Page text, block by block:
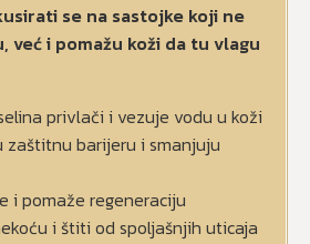
se na sastojke koji ne
već i pomažu koži da tu vlagu
privlači i vezuje vodu u koži
zaštitnu barijeru i smanjuju
i pomaže regeneraciju
i štiti od spoljašnjih uticaja